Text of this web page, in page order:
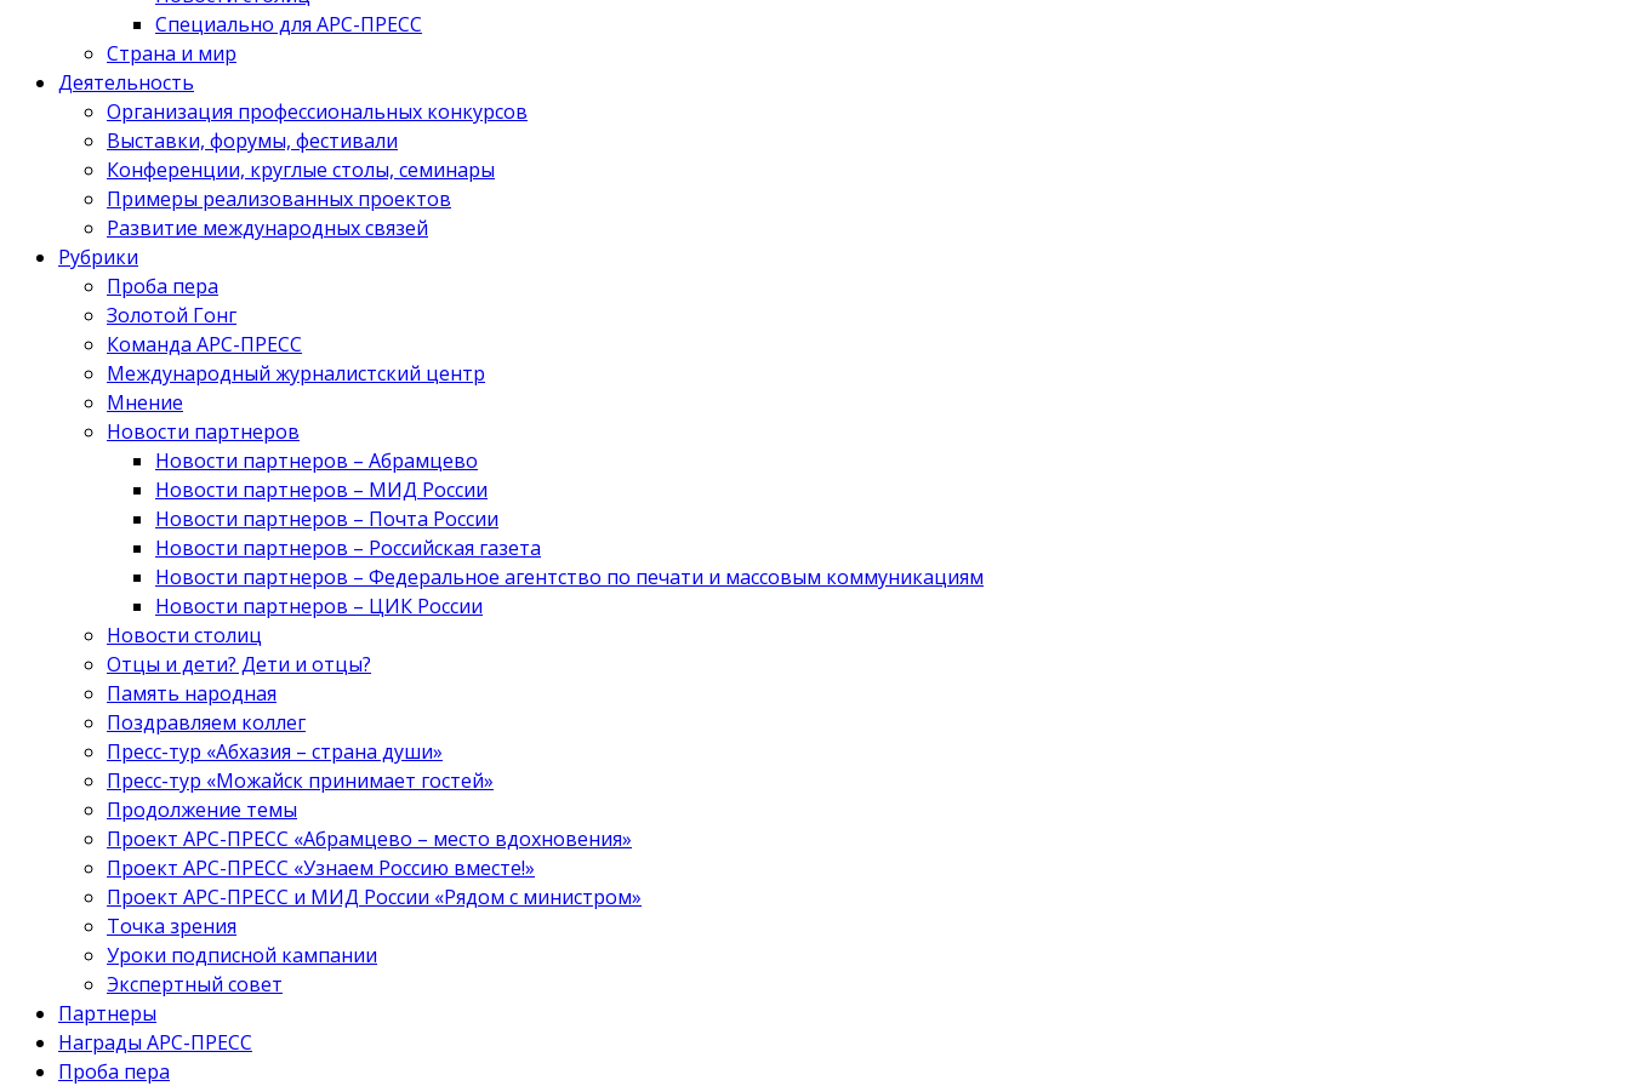
Специально для АРС-ПРЕСС
Страна и мир
Деятельность
Организация профессиональных конкурсов
Выставки, форумы, фестивали
Конференции, круглые столы, семинары
Примеры реализованных проектов
Развитие международных связей
Рубрики
Проба пера
Золотой Гонг
Команда АРС-ПРЕСС
Международный журналистский центр
Мнение
Новости партнеров
Новости партнеров – Абрамцево
Новости партнеров – МИД России
Новости партнеров – Почта России
Новости партнеров – Российская газета
Новости партнеров – Федеральное агентство по печати и массовым коммуникациям
Новости партнеров – ЦИК России
Новости столиц
Отцы и дети? Дети и отцы?
Память народная
Поздравляем коллег
Пресс-тур «Абхазия – страна души»
Пресс-тур «Можайск принимает гостей»
Продолжение темы
Проект АРС-ПРЕСС «Абрамцево – место вдохновения»
Проект АРС-ПРЕСС «Узнаем Россию вместе!»
Проект АРС-ПРЕСС и МИД России «Рядом с министром»
Точка зрения
Уроки подписной кампании
Экспертный совет
Партнеры
Награды АРС-ПРЕСС
Проба пера